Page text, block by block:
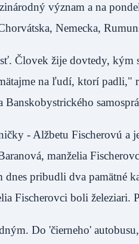
význam a na
Nemecka,
Človek žije dovtedy, kým
na ľudí, ktorí padli,"
Banskobystrického
- Alžbetu Fischerovú a
manželia
dnes pribudli dva pamätné
Fischerovci boli
Do 'čierneho'